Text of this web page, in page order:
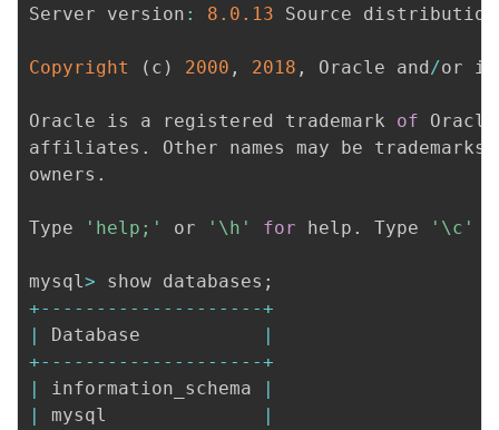
Server version : 8.0 .13 Source distribution
Copyright ( c ) 2000 , 2018 , Oracle and /or
Oracle is a registered trademark of
affiliates . Other names may be trademarks
owners .
Type 'help;' or '\h' for help . Type '\c'
mysql> show databases ;
+-- -- -- -- -- -- -- -- -- --+
Database
+-- -- -- -- -- -- -- -- -- --+
information_schema
mysql